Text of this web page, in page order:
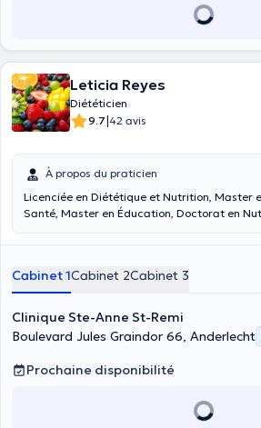
Leticia Reyes
Diététicien
9.7|42 avis
À propos du praticien
Licenciée en Diététique et Nutrition, Master
Santé, Master en Éducation, Doctorat en
nutritionniste : évaluation de l’état de
corporelle, réponse immunitaire, paramètres
détection, prévention et traitement de
dégénératives liées à l’alimentation et
cholestérol, diabète, hypertension, maladies
certains cancers, allergies, intolérances,
le suivi clinique nutritionniste de troubles du
comportement alimentaire à risque,
Cabinet 1Cabinet 2Cabinet 3
Clinique Ste-Anne St-Remi
Boulevard Jules Graindor 66, Anderlecht
Prochaine disponibilité